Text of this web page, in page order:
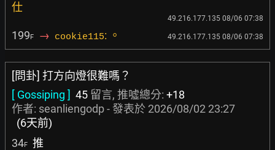
仕
49.216.177.135 08/06 07:38
199F → cookie115: 。 49.216.177.135 08/06 07:38
[問卦] 打方向燈很難嗎？
[ Gossiping ] 45 留言, 推噓總分: +18
作者: seanliengodp- 發表於 2026/08/02 23:27
(6天前)
34F 推